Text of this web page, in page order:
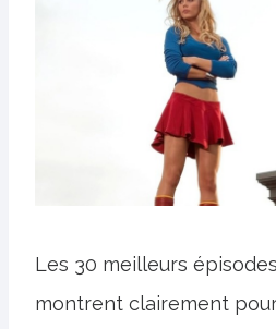
Les 30 meilleurs
montrent clairement